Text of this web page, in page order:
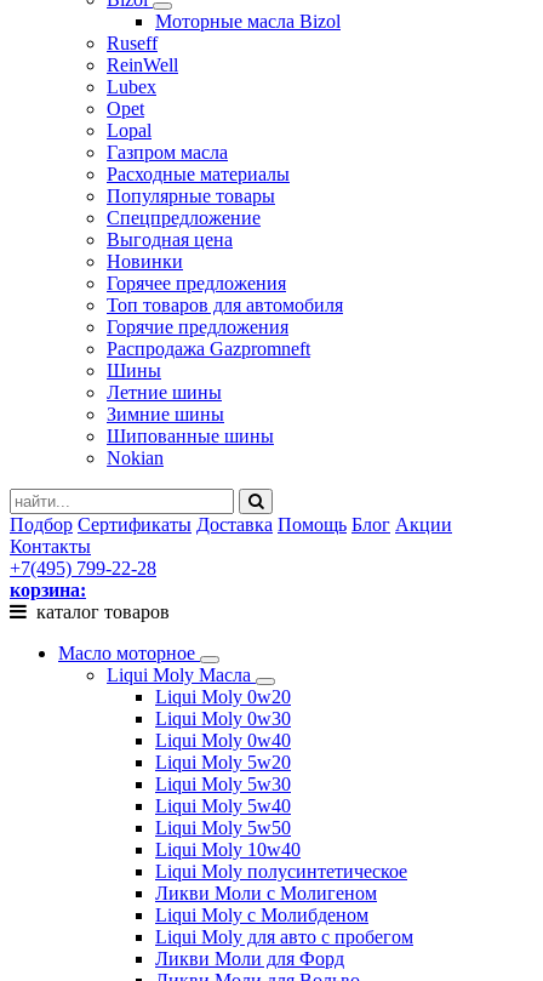
Моторные масла Bizol
Ruseff
ReinWell
Lubex
Opet
Lopal
Газпром масла
Расходные материалы
Популярные товары
Спецпредложение
Выгодная цена
Новинки
Горячее предложения
Топ товаров для автомобиля
Горячие предложения
Распродажа Gazpromneft
Шины
Летние шины
Зимние шины
Шипованные шины
Nokian
Подбор Сертификаты Доставка Помощь Блог Акции
Контакты
+7(495) 799-22-28
корзина:
каталог товаров
Масло моторное
Liqui Moly Масла
Liqui Moly 0w20
Liqui Moly 0w30
Liqui Moly 0w40
Liqui Moly 5w20
Liqui Moly 5w30
Liqui Moly 5w40
Liqui Moly 5w50
Liqui Moly 10w40
Liqui Moly полусинтетическое
Ликви Моли с Молигеном
Liqui Moly с Молибденом
Liqui Moly для авто с пробегом
Ликви Моли для Форд